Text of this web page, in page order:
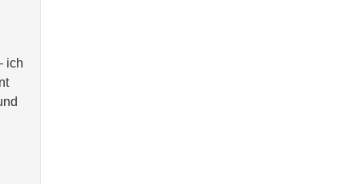
ich